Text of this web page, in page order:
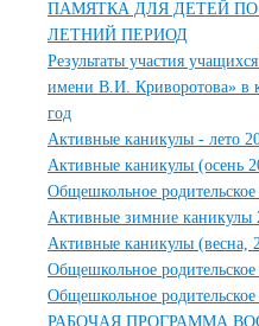
ПАМЯТКА ДЛЯ ДЕТЕЙ
ЛЕТНИЙ ПЕРИОД
Результаты участия
имени В.И. Криворотова» в
год
Активные каникулы - лето
Активные каникулы (осень
Общешкольное родительское
Активные зимние каникулы
Активные каникулы (весна,
Общешкольное родительское
Общешкольное
РАБОЧАЯ ПРОГРАММА